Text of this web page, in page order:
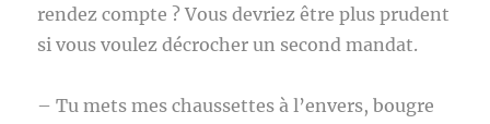
rendez compte ? Vous devriez être plus prudent
si vous voulez décrocher un second mandat.
– Tu mets mes chaussettes à l’envers, bougre